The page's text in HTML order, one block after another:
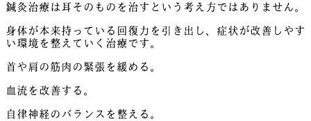
鍼灸治療は耳そのものを治すという考え方ではありません。
身体が本来持っている回復力を引き出し、症状が改善しやす
い環境を整えていく治療です。
首や肩の筋肉の緊張を緩める。
血流を改善する。
自律神経のバランスを整える。